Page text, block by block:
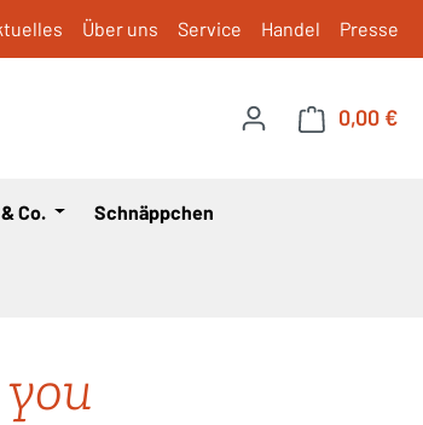
Über uns Service Handel Presse
0,00 €
Co. Schnäppchen